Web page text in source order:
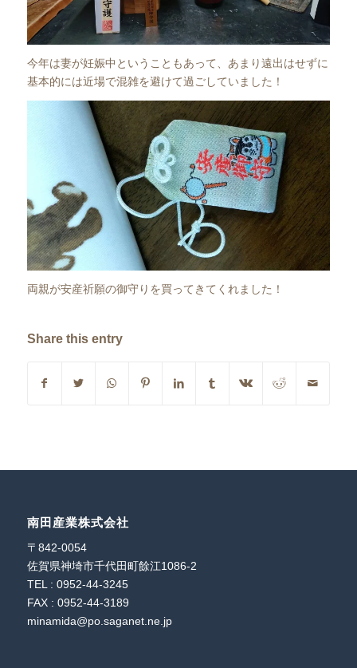
今年は妻が妊娠中ということもあって、あまり遠出はせずに
基本的には近場で混雑を避けて過ごしていました！
両親が安産祈願の御守りを買ってきてくれました！
Share this entry
南田産業株式会社
〒842-0054
佐賀県神埼市千代田町餘江1086-2
TEL : 0952-44-3245
FAX : 0952-44-3189
minamida@po.saganet.ne.jp